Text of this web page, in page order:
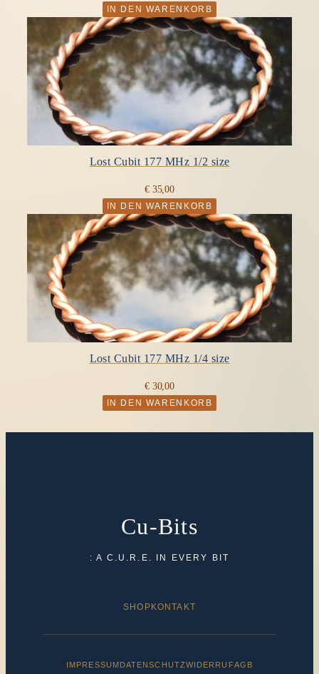
IN DEN WARENKORB
Lost Cubit 177 MHz 1/2 size
€35,00
IN DEN WARENKORB
Lost Cubit 177 MHz 1/4 size
€30,00
IN DEN WARENKORB
Cu-Bits
: A C.U.R.E. IN EVERY BIT
SHOP KONTAKT
IMPRESSUMDATENSCHUTZWIDERRUFAGB